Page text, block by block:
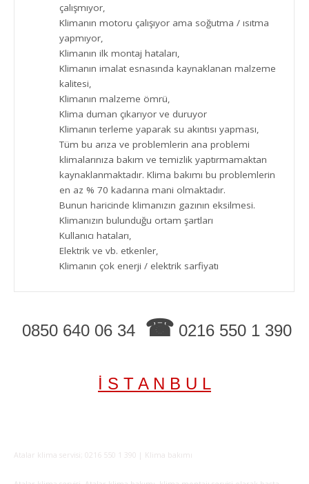
çalışmıyor,
Klimanın motoru çalışıyor ama soğutma / ısıtma
yapmıyor,
Klimanın ilk montaj hataları,
Klimanın imalat esnasında kaynaklanan malzeme
kalitesi,
Klimanın malzeme ömrü,
Klima duman çıkarıyor ve duruyor
Klimanın terleme yaparak su akıntısı yapması,
Tüm bu arıza ve problemlerin ana problemi
klimalarınıza bakım ve temizlik yaptırmamaktan
kaynaklanmaktadır. Klima bakımı bu problemlerin
en az % 70 kadarına mani olmaktadır.
Bunun haricinde klimanızın gazının eksilmesi.
Klimanızın bulunduğu ortam şartları
Kullanıcı hataları,
Elektrik ve vb. etkenler,
Klimanın çok enerji / elektrik sarfiyatı
0850 640 06 34 ☎ 0216 550 1 390
İ S T A N B U L
Atalar klima servisi; 0216 550 1 390 | Klima bakımı